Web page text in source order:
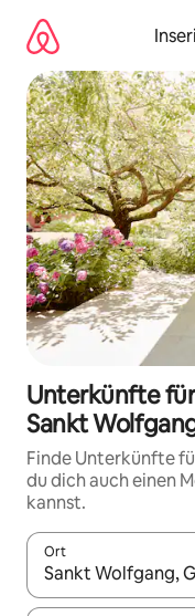
Inhalten
springen
Unterkünfte
Sankt
Finde Unterkünfte
du dich auch einen
kannst.
Ort
Wenn Ergebnisse